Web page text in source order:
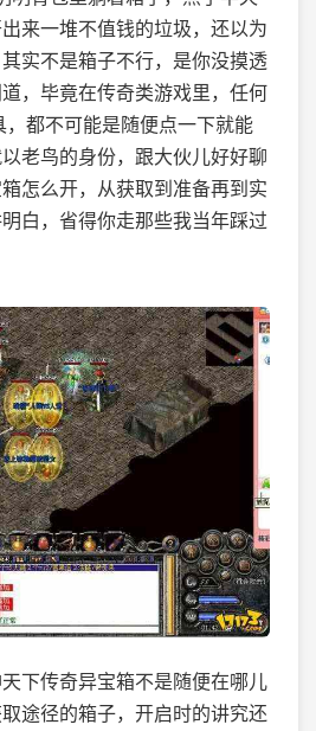
来一堆不值钱的垃圾，还以为
实不是箱子不行，是你没摸透
，毕竟在传奇类游戏里，任何
，都不可能是随便点一下就能
老鸟的身份，跟大伙儿好好聊
怎么开，从获取到准备再到实
白，省得你走那些我当年踩过
下传奇异宝箱不是随便在哪儿
途径的箱子，开启时的讲究还